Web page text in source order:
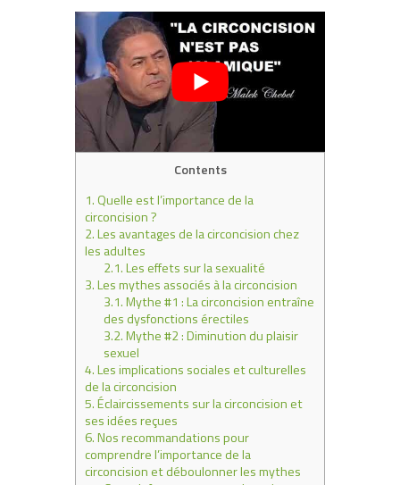
Contents
1.Quelle est l’importance de la
circoncision ?
2.Les avantages de la circoncision chez
les adultes
2.1.Les effets sur la sexualité
3.Les mythes associés à la circoncision
3.1.Mythe #1 : La circoncision entraîne
des dysfonctions érectiles
3.2.Mythe #2 : Diminution du plaisir
sexuel
4.Les implications sociales et culturelles
de la circoncision
5.Éclaircissements sur la circoncision et
ses idées reçues
6.Nos recommandations pour
comprendre l’importance de la
circoncision et déboulonner les mythes